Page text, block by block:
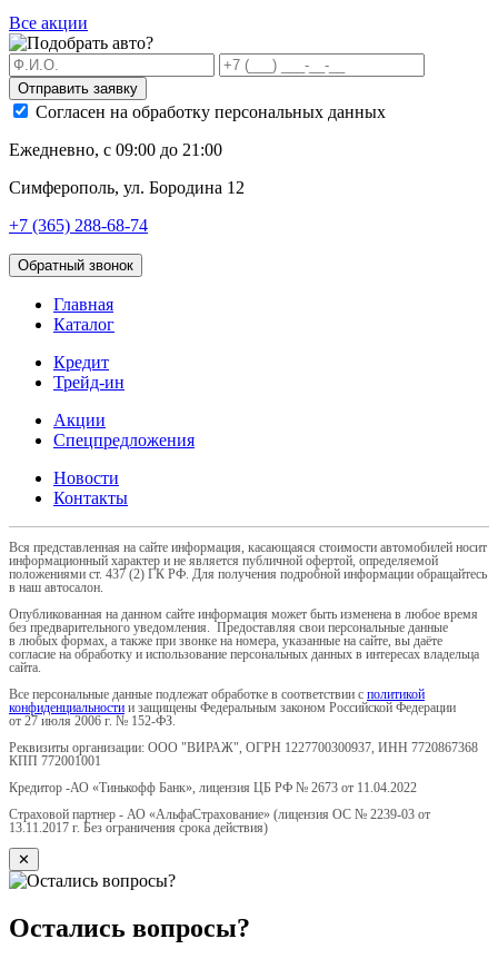
Все акции
Отправить заявку
Согласен на обработку персональных данных
Ежедневно, с 09:00 до 21:00
Симферополь, ул. Бородина 12
+7 (365) 288-68-74
Обратный звонок
Главная
Каталог
Кредит
Трейд-ин
Акции
Спецпредложения
Новости
Контакты
Вся представленная на сайте информация, касающаяся стоимости автомобилей носит
информационный характер и не является публичной офертой, определяемой
положениями ст. 437 (2) ГК РФ. Для получения подробной информации обращайтесь
в наш автосалон.
Опубликованная на данном сайте информация может быть изменена в любое время
без предварительного уведомления. Предоставляя свои персональные данные
в любых формах, а также при звонке на номера, указанные на сайте, вы даёте
согласие на обработку и использование персональных данных в интересах владельца
сайта.
Все персональные данные подлежат обработке в соответствии с политикой
конфиденциальности и защищены Федеральным законом Российской Федерации
от 27 июля 2006 г. № 152-ФЗ.
Реквизиты организации: ООО "ВИРАЖ", ОГРН 1227700300937, ИНН 7720867368
КПП 772001001
Кредитор -АО «Тинькофф Банк», лицензия ЦБ РФ № 2673 от 11.04.2022
Страховой партнер - АО «АльфаСтрахование» (лицензия ОС № 2239-03 от
13.11.2017 г. Без ограничения срока действия)
✕
Остались вопросы?